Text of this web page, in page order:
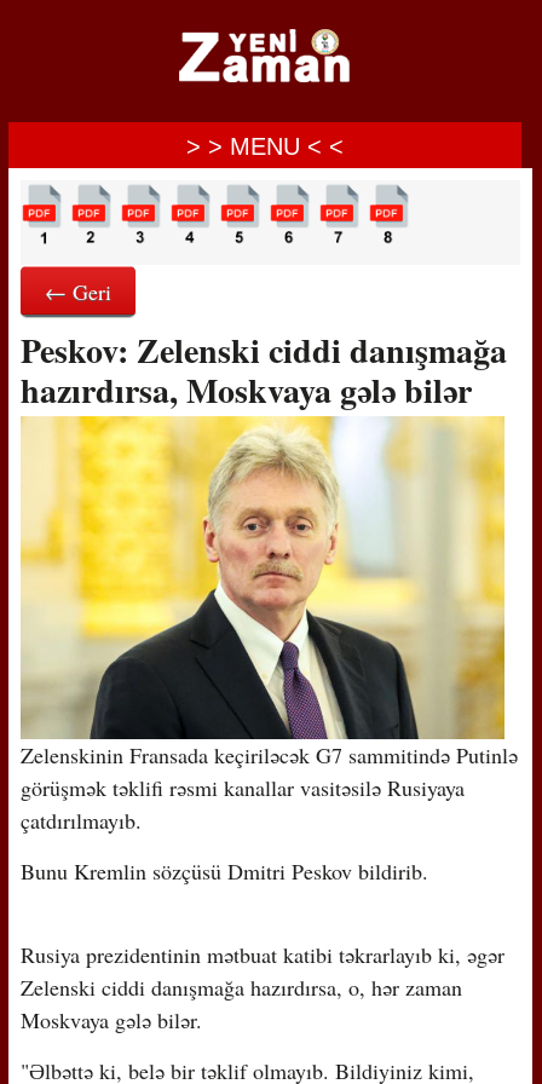
> > MENU < <
← Geri
Peskov: Zelenski ciddi danışmağa
hazırdırsa, Moskvaya gələ bilər
Zelenskinin Fransada keçiriləcək G7 sammitində Putinlə
görüşmək təklifi rəsmi kanallar vasitəsilə Rusiyaya
çatdırılmayıb.
Bunu Kremlin sözçüsü Dmitri Peskov bildirib.
Rusiya prezidentinin mətbuat katibi təkrarlayıb ki, əgər
Zelenski ciddi danışmağa hazırdırsa, o, hər zaman
Moskvaya gələ bilər.
"Əlbəttə ki, belə bir təklif olmayıb. Bildiyiniz kimi,